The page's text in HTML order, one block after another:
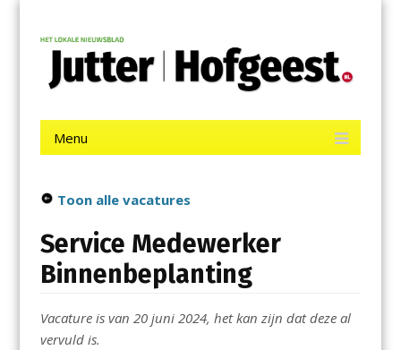
contentJutter | Hofgeest
Menu
Toon alle vacatures
Service Medewerker
Binnenbeplanting
Vacature is van 20 juni 2024, het kan zijn dat deze al
vervuld is.